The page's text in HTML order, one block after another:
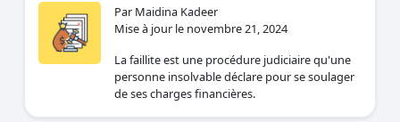
Par Maidina Kadeer
Mise à jour le novembre 21, 2024
La faillite est une procédure judiciaire qu'une
personne insolvable déclare pour se soulager
de ses charges financières.